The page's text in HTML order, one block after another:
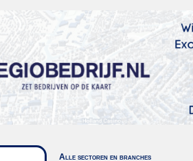
Alle sectoren en branches